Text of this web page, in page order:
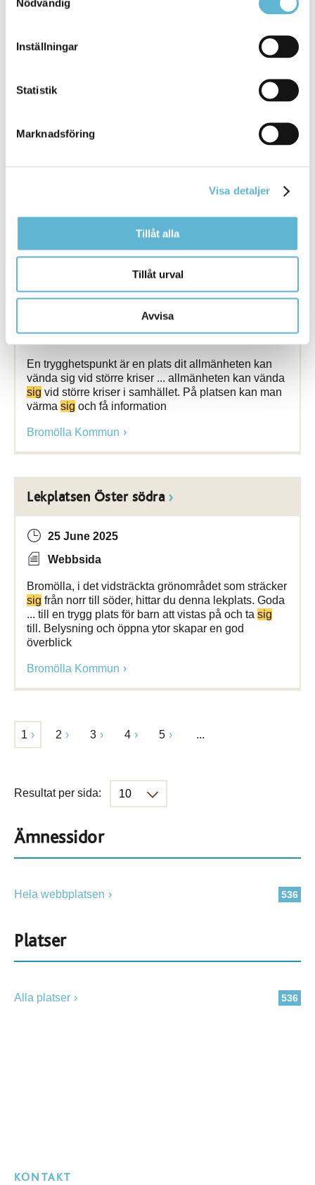
Nödvändig
Inställningar
Statistik
Marknadsföring
Visa detaljer
Tillåt alla
Tillåt urval
Avvisa
Buss, cykel, tåg, flyg och taxi
1 August 2024
Bromölla ligger centralt strax intill kustbanan med
kringliggande orter med Skånetrafikens gula
Webbsida
En trygghetspunkt är en plats dit allmänheten kan
vända sig vid större kriser ... allmänheten kan vända
sig vid större kriser i samhället. På platsen kan man
värma sig och få information
Bromölla Kommun
Lekplatsen Öster södra
25 June 2025
Webbsida
Bromölla, i det vidsträckta grönområdet som sträcker
sig från norr till söder, hittar du denna lekplats. Goda
... till en trygg plats för barn att vistas på och ta sig
till. Belysning och öppna ytor skapar en god
överblick
Bromölla Kommun
1 2 3 4 5 ...
Resultat per sida:
Ämnessidor
536
Hela webbplatsen
Platser
536
Alla platser
KONTAKT